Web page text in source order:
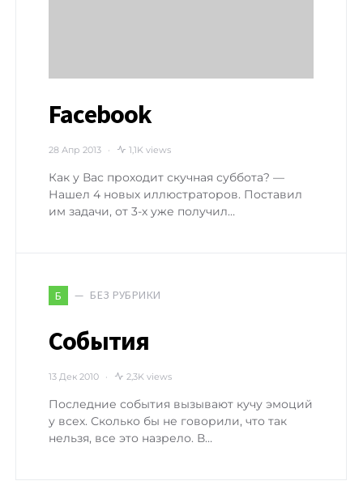
Facebook
28 Апр 2013 1,1K views
Как у Вас проходит скучная суббота? —
Нашел 4 новых иллюстраторов. Поставил
им задачи, от 3-х уже получил…
Б БЕЗ РУБРИКИ
События
13 Дек 2010 2,3K views
Последние события вызывают кучу эмоций
у всех. Сколько бы не говорили, что так
нельзя, все это назрело. В…